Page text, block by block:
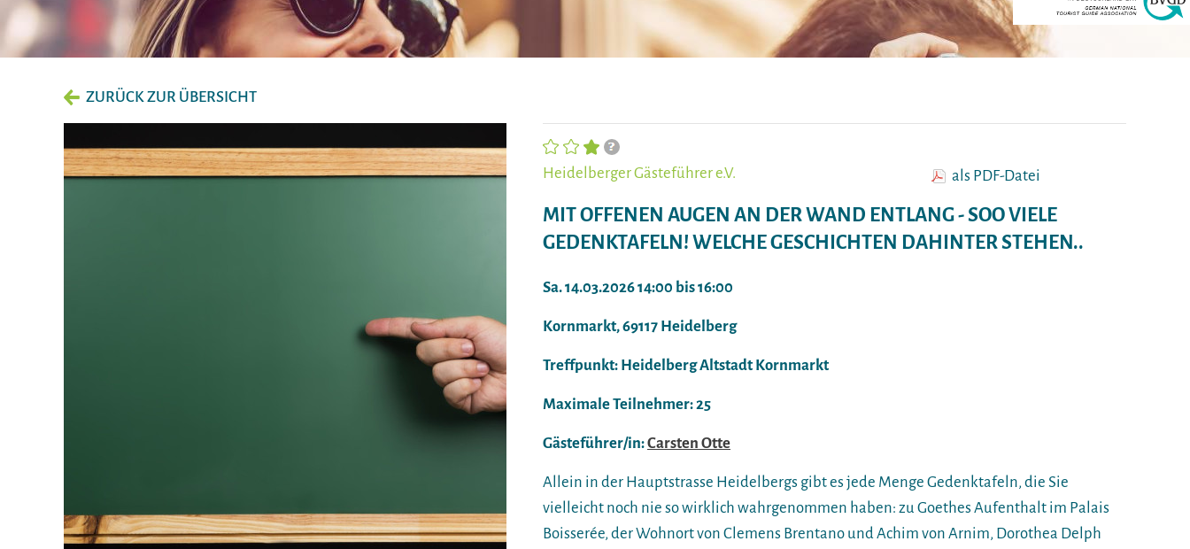
ZURÜCK ZUR ÜBERSICHT
als PDF-Datei
Heidelberger Gästeführer e.V.
MIT OFFENEN AUGEN AN DER WAND ENTLANG - SOO VIELE
GEDENKTAFELN! WELCHE GESCHICHTEN DAHINTER STEHEN..
Sa. 14.03.2026 14:00 bis 16:00
Kornmarkt, 69117 Heidelberg
Treffpunkt: Heidelberg Altstadt Kornmarkt
Maximale Teilnehmer: 25
Gästeführer/in:Carsten Otte
Allein in der Hauptstrasse Heidelbergs gibt es jede Menge Gedenktafeln, die Sie
vielleicht noch nie so wirklich wahrgenommen haben: zu Goethes Aufenthalt im Palais
Boisserée, der Wohnort von Clemens Brentano und Achim von Arnim, Dorothea Delph